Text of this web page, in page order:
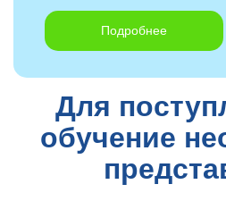
Подробнее
Для
обучение